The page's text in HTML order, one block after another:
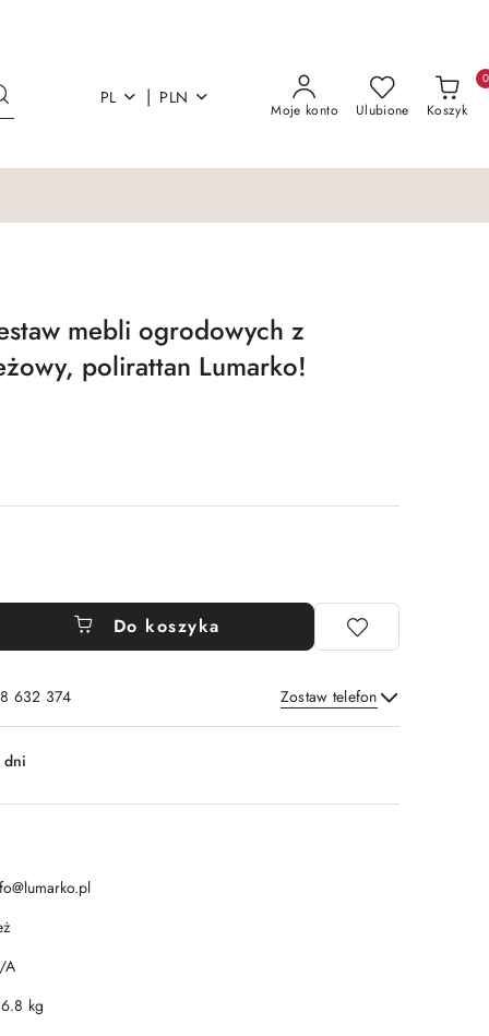
PL | PLN
Moje konto Ulubione Koszyk
0
mebli ogrodowych z
polirattan Lumarko!
Do koszyka
632 374 Zostaw telefon
Wyślij
dni
A
kg